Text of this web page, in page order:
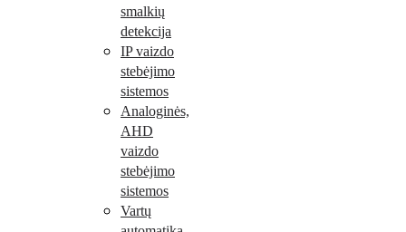
smalkių
detekcija
IP vaizdo
stebėjimo
sistemos
Analoginės,
AHD
vaizdo
stebėjimo
sistemos
Vartų